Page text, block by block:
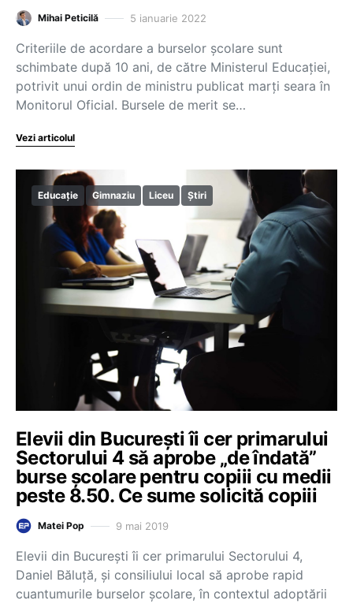
Mihai Peticilă 5 ianuarie 2022
Criteriile de acordare a burselor școlare sunt
schimbate după 10 ani, de către Ministerul Educației,
potrivit unui ordin de ministru publicat marți seara în
Monitorul Oficial. Bursele de merit se…
Vezi articolul
Educație Gimnaziu Liceu Știri
Elevii din București îi cer primarului
Sectorului 4 să aprobe „de îndată”
burse școlare pentru copiii cu medii
peste 8.50. Ce sume solicită copiii
Matei Pop 9 mai 2019
Elevii din București îi cer primarului Sectorului 4,
Daniel Băluță, și consiliului local să aprobe rapid
cuantumurile burselor școlare, în contextul adoptării